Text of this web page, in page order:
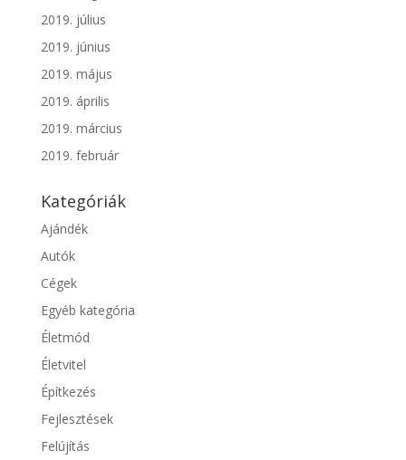
2019. július
2019. június
2019. május
2019. április
2019. március
2019. február
Kategóriák
Ajándék
Autók
Cégek
Egyéb kategória
Életmód
Életvitel
Építkezés
Fejlesztések
Felújítás